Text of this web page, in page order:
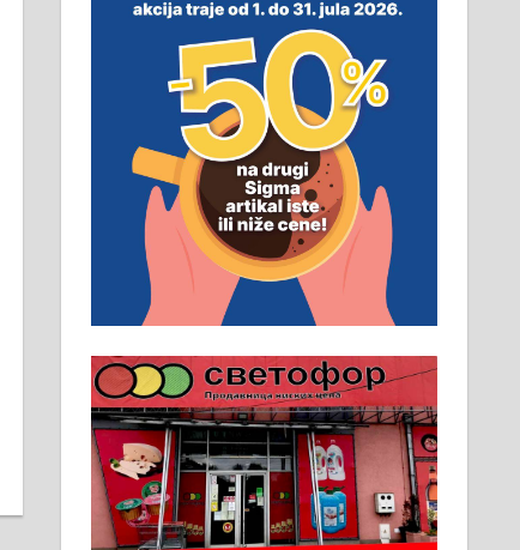
неопходан услов. Обезбеђен
смештај, превоз, исхрана.
032/57-41-122 – локал 22
Пружам услуге завршних
радова у грађевини,
хидроизолације и молерских
радова. 061/25-28-058
Ало таксију потребан возач са Б
категоријом. 064/02-85-511
Потребна два радника за рад на
стоваришту „Липа промет” у
Алексинцу. За више
информација доћи лично на
стовариште у улици Максима
Горког 26 сваког радног дана од
8 до 15 часова. 063/465-045